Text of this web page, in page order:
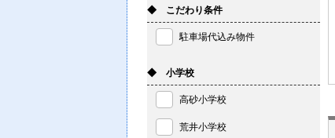
◆ こだわり条件
駐車場代込み物件
◆ 小学校
高砂小学校
荒井小学校